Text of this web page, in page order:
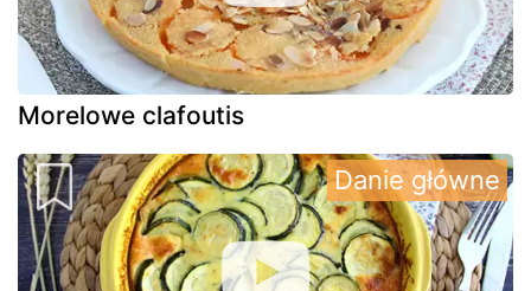
Morelowe clafoutis
Danie główne